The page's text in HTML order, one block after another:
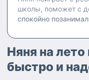
школы, поможет с
спокойно
Няня на лето
быстро и